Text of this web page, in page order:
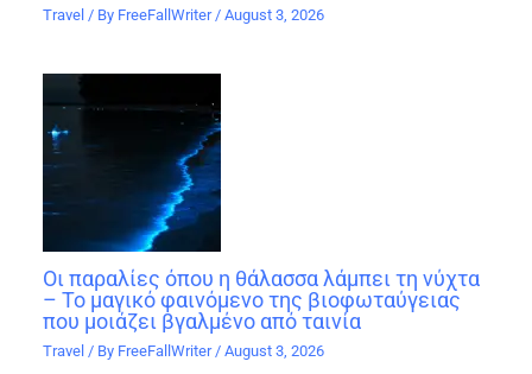
Travel / By FreeFallWriter/August 3, 2026
Οι παραλίες όπου η θάλασσα λάμπει τη νύχτα
– Το μαγικό φαινόμενο της βιοφωταύγειας
που μοιάζει βγαλμένο από ταινία
Travel / By FreeFallWriter /August 3, 2026